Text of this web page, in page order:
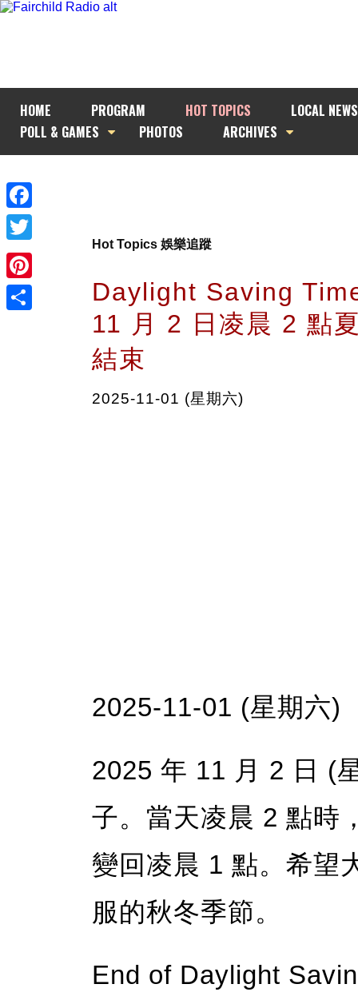
HOME PROGRAM HOT TOPICS
LOCAL NEWS
POLL & GAMES
PHOTOS ARCHIVES
Facebook
Twitter
Pinterest
Hot Topics 娛樂追蹤
Daylight Saving
11 月 2 日凌晨 2 點
結束
2025-11-01 (星期六)
2025-11-01 (星期六)
2025 年 11 月 2 日 (
子。當天凌晨 2 點時
變回凌晨 1 點。希望
服的秋冬季節。
End of Daylight